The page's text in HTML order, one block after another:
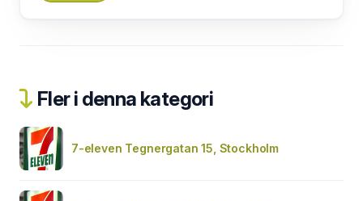
Fler i denna kategori
7-eleven Tegnergatan 15, Stockholm